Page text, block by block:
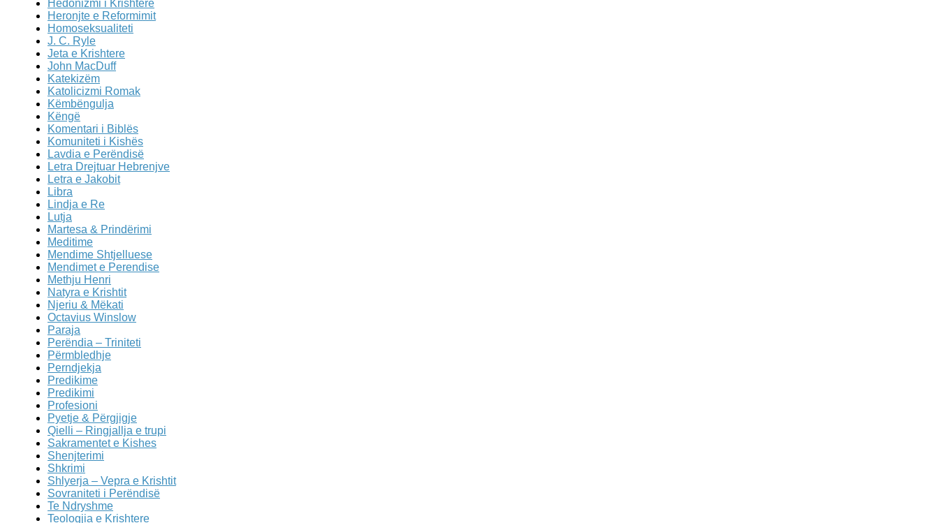
Hedonizmi i Krishtere
Heronjte e Reformimit
Homoseksualiteti
J. C. Ryle
Jeta e Krishtere
John MacDuff
Katekizëm
Katolicizmi Romak
Këmbëngulja
Këngë
Komentari i Biblës
Komuniteti i Kishës
Lavdia e Perëndisë
Letra Drejtuar Hebrenjve
Letra e Jakobit
Libra
Lindja e Re
Lutja
Martesa & Prindërimi
Meditime
Mendime Shtjelluese
Mendimet e Perendise
Methju Henri
Natyra e Krishtit
Njeriu & Mëkati
Octavius Winslow
Paraja
Perëndia – Triniteti
Përmbledhje
Perndjekja
Predikime
Predikimi
Profesioni
Pyetje & Përgjigje
Qielli – Ringjallja e trupi
Sakramentet e Kishes
Shenjterimi
Shkrimi
Shlyerja – Vepra e Krishtit
Sovraniteti i Perëndisë
Te Ndryshme
Teologjia e Krishtere